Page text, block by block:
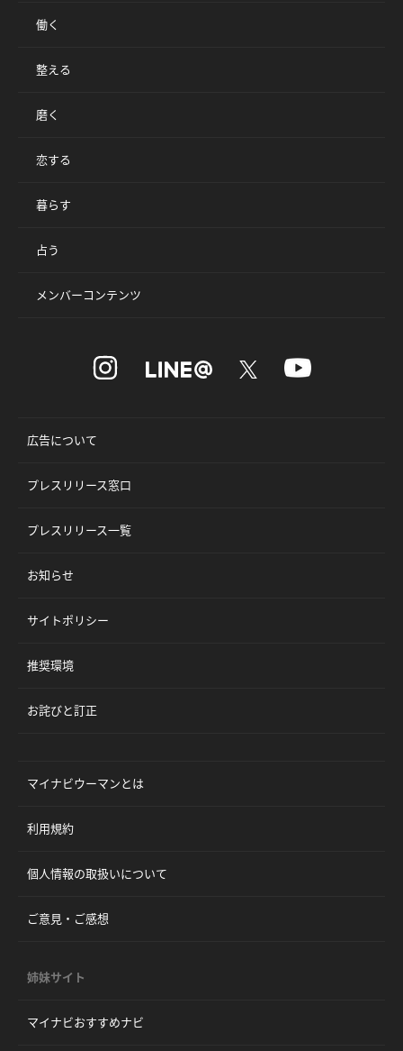
働く
整える
磨く
恋する
暮らす
占う
メンバーコンテンツ
広告について
プレスリリース窓口
プレスリリース一覧
お知らせ
サイトポリシー
推奨環境
お詫びと訂正
マイナビウーマンとは
利用規約
個人情報の取扱いについて
ご意見・ご感想
姉妹サイト
マイナビおすすめナビ